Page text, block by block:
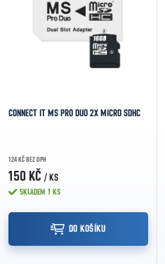
NEJPRODÁVANĚJŠÍ
ABECEDNĚ
CONNECT IT MS PRO DUO 2X MICRO SDHC
124 KČ BEZ DPH
150 KČ / KS
SKLADEM 1 KS
DO KOŠÍKU